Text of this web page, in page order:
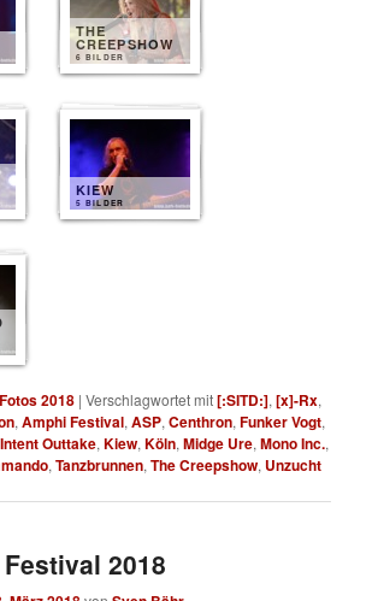
THE
CREEPSHOW
6 BILDER
KIEW
5 BILDER
Fotos 2018 |Verschlagwortet mit[:SITD:],[x]-Rx,
,Amphi Festival,ASP,Centhron,Funker Vogt,
Intent Outtake,Kiew,Köln,Midge Ure,Mono Inc.,
,Tanzbrunnen,The Creepshow, Unzucht
2018